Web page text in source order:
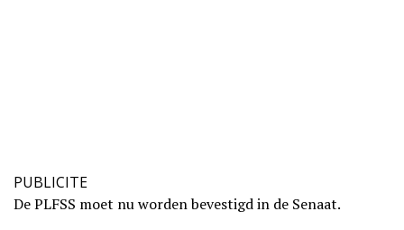
PUBLICITE
De PLFSS moet nu worden bevestigd in de Senaat.